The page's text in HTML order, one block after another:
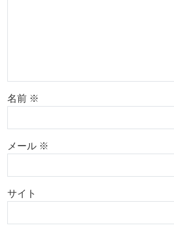
名前 ※
メール ※
サイト